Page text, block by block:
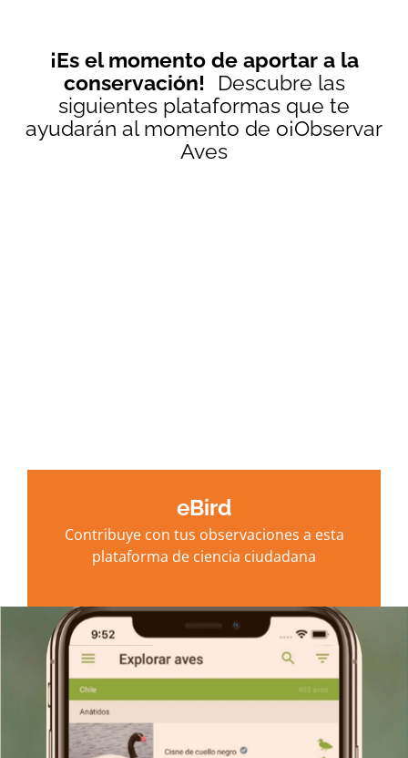
¡Es el momento de aportar a la
conservación! Descubre las
siguientes plataformas que te
ayudarán al momento de o¡Observar
Aves
eBird
Contribuye con tus observaciones a esta
plataforma de ciencia ciudadana